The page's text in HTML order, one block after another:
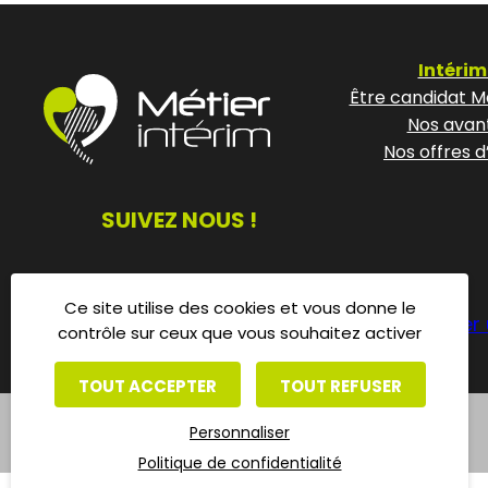
SUIVEZ NOUS !
Être candidat
Nos
Nos offres
Déposer
Ce site utilise des cookies et vous donne le
contrôle sur ceux que vous souhaitez activer
TOUT ACCEPTER TOUT REFUSER
Personnaliser
Politique de confidentialité